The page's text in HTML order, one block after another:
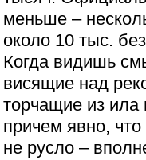
меньше –
около 10 тыс.
Когда видишь
висящие над
торчащие из ила
причем явно,
не русло –